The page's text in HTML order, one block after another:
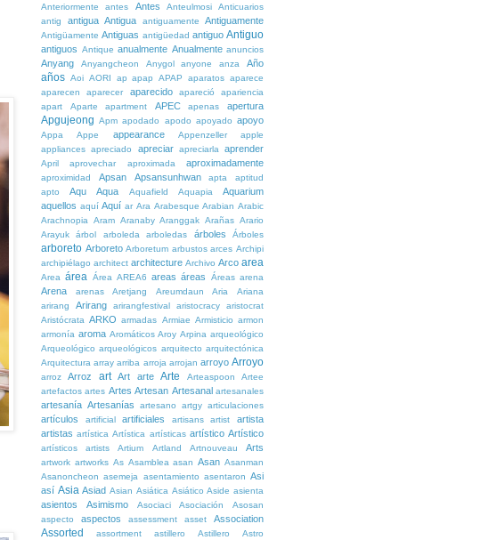
Anteriormente antes Antes Anteulmosi
Anticuarios
antig
antigua Antigua antiguamente Antiguamente
Antigüamente Antiguas antigüedad antiguo Antiguo
antiguos Antique anualmente Anualmente anuncios
Anyang Anyangcheon Anygol anyone anza Año
años Aoi AORI ap apap APAP aparatos aparece
aparecen
aparecer aparecido apareció
apariencia
apart
Aparte apartment APEC apenas apertura
Apgujeong Apm apodado apodo apoyado apoyo
Appa Appe appearance Appenzeller
apple
appliances apreciado apreciar apreciarla aprender
April aprovechar aproximada aproximadamente
aproximidad Apsan Apsansunhwan apta
aptitud
apto
Aqu Aqua Aquafield Aquapia
Aquarium
aquellos aquí Aquí ar Ara Arabesque Arabian Arabic
Arachnopia
Aram Aranaby Aranggak Arañas Arario
Arayuk
árbol arboleda arboledas árboles Árboles
arboreto Arboreto Arboretum arbustos arces Archipi
archipiélago architect architecture Archivo Arco area
Area área Área AREA6 areas áreas Áreas arena
Arena arenas Aretjang Areumdaun Aria
Ariana
arirang
Arirang arirangfestival aristocracy
aristocrat
Aristócrata ARKO armadas Armiae Armisticio armon
armonía aroma Aromáticos Aroy Arpina arqueológico
Arqueológico arqueológicos arquitecto arquitectónica
Arquitectura array arriba arroja arrojan arroyo Arroyo
arroz Arroz art Art arte Arte Arteaspoon
Artee
artefactos artes Artes Artesan Artesanal artesanales
artesanía Artesanías artesano artgy articulaciones
artículos artificial artificiales artisans artist
artista
artistas artística Artística artísticas artístico Artístico
artísticos artists Artium Artland Artnouveau Arts
artwork artworks As Asamblea asan Asan Asanman
Asanoncheon asemeja asentamiento asentaron Asi
así Asia Asiad Asian Asiática Asiático Aside asienta
asientos Asimismo Asociaci Asociación
Asosan
aspecto
aspectos assessment asset Association
Assorted assortment astillero Astillero
Astro